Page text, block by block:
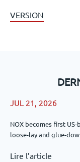
VERSION
JUL 21, 2026
NOX becomes first
loose-lay and glue-
Lire l’article